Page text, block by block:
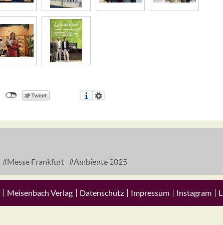
Messe Frankfurt Ambiente 2025
Meisenbach Verlag Datenschutz Impressum Instagram